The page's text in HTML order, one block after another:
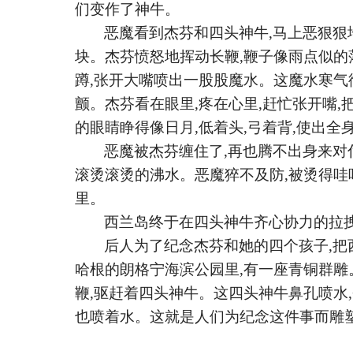
们变作了神牛。
恶魔看到杰芬和四头神牛,马上恶狠狠
块。杰芬愤怒地挥动长鞭,鞭子像雨点似
蹲,张开大嘴喷出一股股魔水。这魔水寒
颤。杰芬看在眼里,疼在心里,赶忙张开嘴,
的眼睛睁得像日月,低着头,弓着背,使出全
恶魔被杰芬缠住了,再也腾不出身来
滚烫滚烫的沸水。恶魔猝不及防,被烫得
里。
西兰岛终于在四头神牛齐心协力的拉
后人为了纪念杰芬和她的四个孩子,把
哈根的朗格宁海滨公园里,有一座青铜群
鞭,驱赶着四头神牛。这四头神牛鼻孔喷
也喷着水。这就是人们为纪念这件事而雕